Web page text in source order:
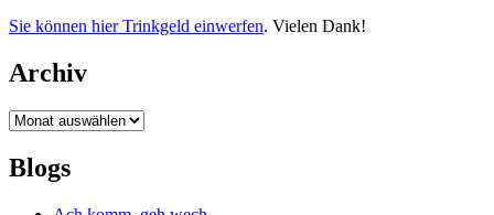
Sie können hier Trinkgeld einwerfen. Vielen Dank!
Archiv
Archiv
Blogs